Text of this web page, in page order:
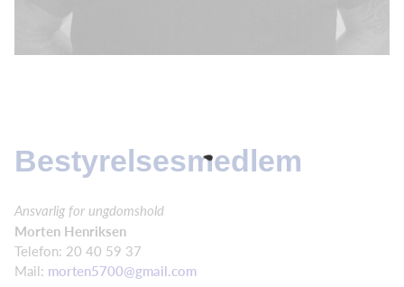
Bestyrelsesmedlem
Ansvarlig for ungdomshold
Morten Henriksen
Telefon: 20 40 59 37
Mail: morten5700@gmail.com